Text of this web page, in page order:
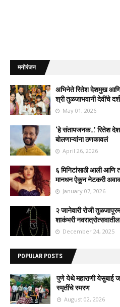
मनोरंजन
अभिनेते रितेश देशमुख
श्री तुळजाभवानी देवींचे
May 01, 2026
‘हे संतापजनक…’ रितेश
बोलणाऱ्यांना ठणकावलं
April 26, 2026
६ मिनिटांसाठी आली
मानधन ऐकून नेटकरी
January 07, 2026
२ जानेवारी रोजी
शाकंभरी
December 24, 2025
POPULAR POSTS
पुणे येथे महाराणी येसुबाई
स्मृतींचे स्मरण
August 02, 2026